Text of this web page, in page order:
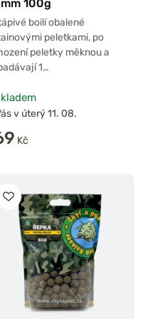
100g
boilí obalené
peletkami, po
peletky měknou a
1…
v úterý 11. 08.
Kč